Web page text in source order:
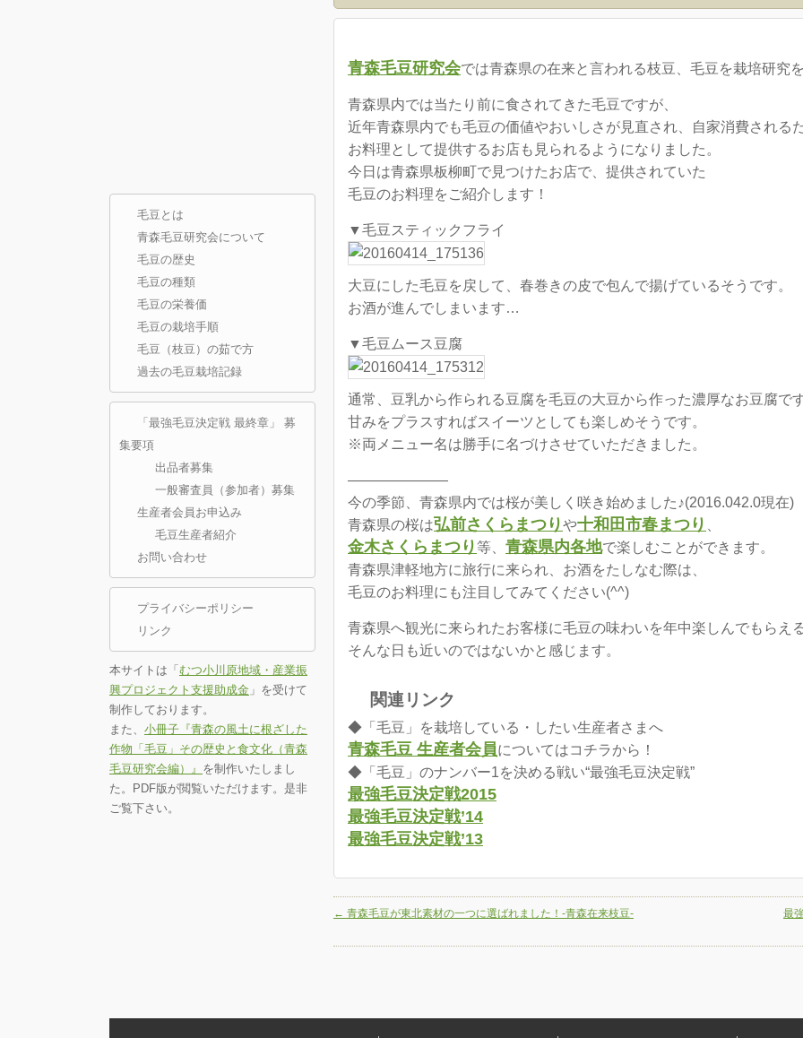
青森毛豆研究会では青森県の在来と言われる枝豆、毛豆を栽培研究を
青森県内では当たり前に食されてきた毛豆ですが、
近年青森県内でも毛豆の価値やおいしさが見直され、自家消費される
お料理として提供するお店も見られるようになりました。
今日は青森県板柳町で見つけたお店で、提供されていた
毛豆のお料理をご紹介します！
▼毛豆スティックフライ
大豆にした毛豆を戻して、春巻きの皮で包んで揚げているそうです。
お酒が進んでしまいます…
▼毛豆ムース豆腐
通常、豆乳から作られる豆腐を毛豆の大豆から作った濃厚なお豆腐です
甘みをプラスすればスイーツとしても楽しめそうです。
※両メニュー名は勝手に名づけさせていただきました。
———————
今の季節、青森県内では桜が美しく咲き始めました♪(2016.042.0現在)
青森県の桜は弘前さくらまつりや十和田市春まつり
金木さくらまつり 等、 青森県内各地で楽しむことができます。
青森県津軽地方に旅行に来られ、お酒をたしなむ際は、
毛豆のお料理にも注目してみてください(^^)
青森県へ観光に来られたお客様に毛豆の味わいを年中楽しんでもらえる
そんな日も近いのではないかと感じます。
関連リンク
◆「毛豆」を栽培している・したい生産者さまへ
青森毛豆 生産者会員についてはコチラから！
◆「毛豆」のナンバー1を決める戦い“最強毛豆決定戦”
最強毛豆決定戦2015
最強毛豆決定戦’14
最強毛豆決定戦’13
← 青森毛豆が東北素材の一つに選ばれました！-青森在来枝豆-
最
毛豆とは
青森毛豆研究会について
毛豆の歴史
毛豆の種類
毛豆の栄養価
毛豆の栽培手順
毛豆（枝豆）の茹で方
過去の毛豆栽培記録
「最強毛豆決定戦 最終章」 募
集要項
出品者募集
一般審査員（参加者）募集
生産者会員お申込み
毛豆生産者紹介
お問い合わせ
プライバシーポリシー
リンク
本サイトは「 むつ小川原地域・産業振
興プロジェクト支援助成金 」を受けて
制作しております。
また、 小冊子『青森の風土に根ざした
作物「毛豆」その歴史と食文化（青森
毛豆研究会編）』 を制作いたしまし
た。PDF版が閲覧いただけます。是非
ご覧下さい。